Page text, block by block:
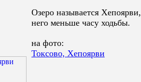
Озеро называется
него меньше часу ходьбы.
на фото:
Токсово, Хепоярви